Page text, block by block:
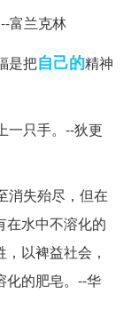
富兰克林
是把自己的精神
一只手。--狄更
消失殆尽，但在
在水中不溶化的
以裨益社会，
化的肥皂。--华